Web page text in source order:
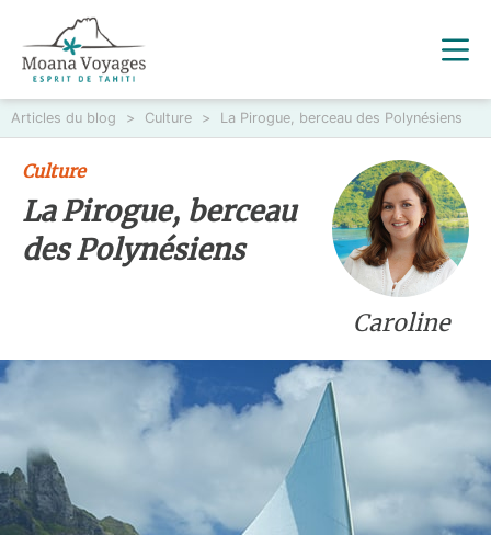
Articles du blog > Culture > La Pirogue, berceau des Polynésiens
Caroline
Culture
La Pirogue, berceau
des Polynésiens